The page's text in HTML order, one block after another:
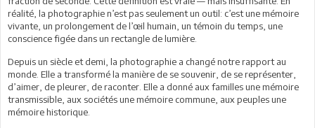
réalité, la photographie n’est pas seulement un outil: c’est une mémoire
vivante, un prolongement de l’œil humain, un témoin du temps, une
conscience figée dans un rectangle de lumière.
Depuis un siècle et demi, la photographie a changé notre rapport au
monde. Elle a transformé la manière de se souvenir, de se représenter,
d’aimer, de pleurer, de raconter. Elle a donné aux familles une mémoire
transmissible, aux sociétés une mémoire commune, aux peuples une
mémoire historique.